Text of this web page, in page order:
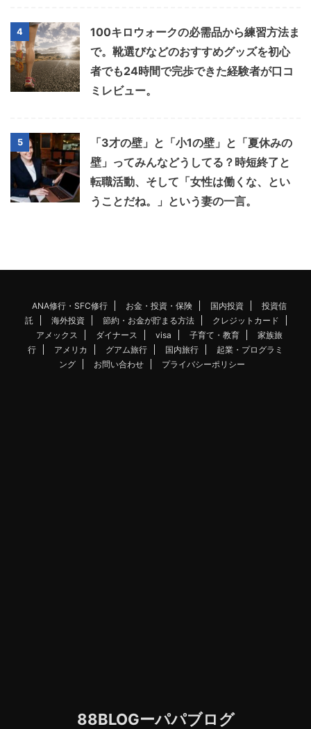
4
100キロウォークの必需品から練習方法ま
で。靴選びなどのおすすめグッズを初心
者でも24時間で完歩できた経験者が口コ
ミレビュー。
5
「3才の壁」と「小1の壁」と「夏休みの
壁」ってみんなどうしてる？時短終了と
転職活動、そして「女性は働くな、とい
うことだね。」という妻の一言。
ANA修行・SFC修行 お金・投資・保険 国内投資
投資信
託
海外投資 節約・お金が貯まる方法
クレジットカード
アメックス
ダイナース visa 子育て・教育
家族旅
行
アメリカ グアム旅行 国内旅行
起業・プログラミ
ング
お問い合わせ プライバシーポリシー
88BLOGーパパブログ